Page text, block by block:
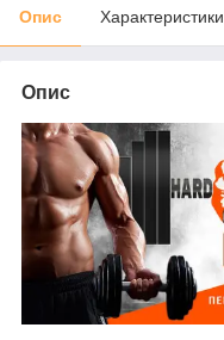
Опис Характеристики
Опис